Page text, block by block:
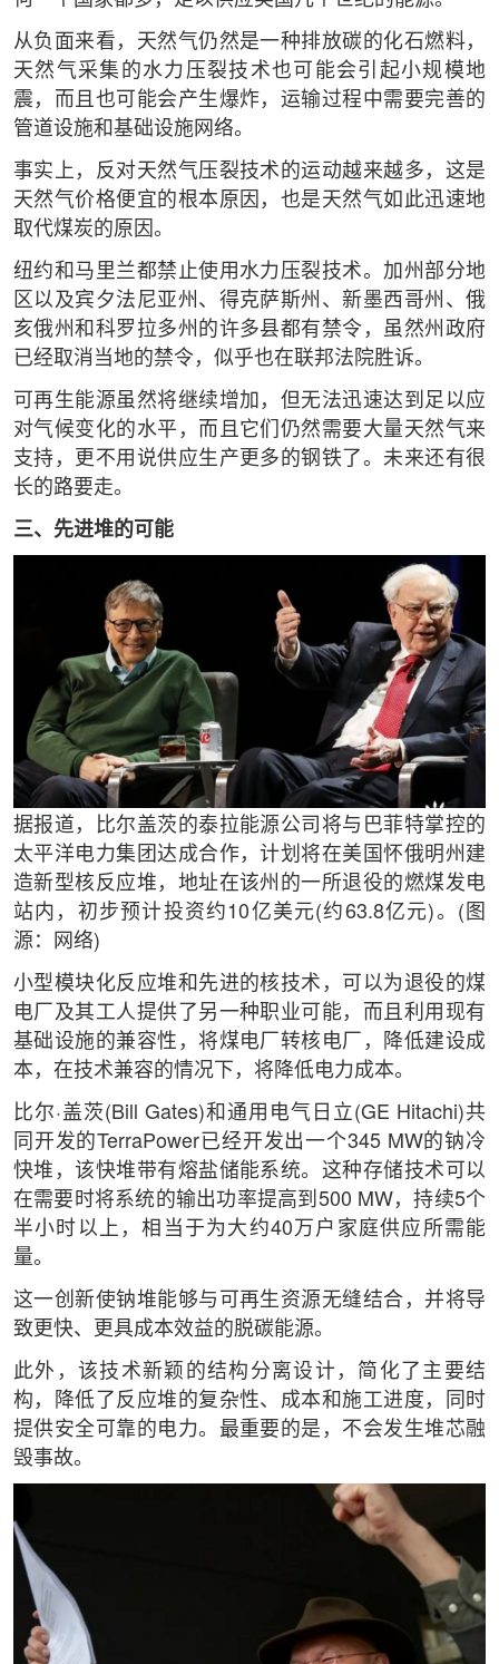
从负面来看，天然气仍然是一种排放碳的化石燃料，
天然气采集的水力压裂技术也可能会引起小规模地
震，而且也可能会产生爆炸，运输过程中需要完善的
管道设施和基础设施网络。
事实上，反对天然气压裂技术的运动越来越多，这是
天然气价格便宜的根本原因，也是天然气如此迅速地
取代煤炭的原因。
纽约和马里兰都禁止使用水力压裂技术。加州部分地
区以及宾夕法尼亚州、得克萨斯州、新墨西哥州、俄
亥俄州和科罗拉多州的许多县都有禁令，虽然州政府
已经取消当地的禁令，似乎也在联邦法院胜诉。
可再生能源虽然将继续增加，但无法迅速达到足以应
对气候变化的水平，而且它们仍然需要大量天然气来
支持，更不用说供应生产更多的钢铁了。未来还有很
长的路要走。
三、先进堆的可能
据报道，比尔盖茨的泰拉能源公司将与巴菲特掌控的
太平洋电力集团达成合作，计划将在美国怀俄明州建
造新型核反应堆，地址在该州的一所退役的燃煤发电
站内，初步预计投资约10亿美元(约63.8亿元)。(图
源：网络)
小型模块化反应堆和先进的核技术，可以为退役的煤
电厂及其工人提供了另一种职业可能，而且利用现有
基础设施的兼容性，将煤电厂转核电厂，降低建设成
本，在技术兼容的情况下，将降低电力成本。
比尔·盖茨(Bill Gates)和通用电气日立(GE Hitachi)共
同开发的TerraPower已经开发出一个345 MW的钠冷
快堆，该快堆带有熔盐储能系统。这种存储技术可以
在需要时将系统的输出功率提高到500 MW，持续5个
半小时以上，相当于为大约40万户家庭供应所需能
量。
这一创新使钠堆能够与可再生资源无缝结合，并将导
致更快、更具成本效益的脱碳能源。
此外，该技术新颖的结构分离设计，简化了主要结
构，降低了反应堆的复杂性、成本和施工进度，同时
提供安全可靠的电力。最重要的是，不会发生堆芯融
毁事故。